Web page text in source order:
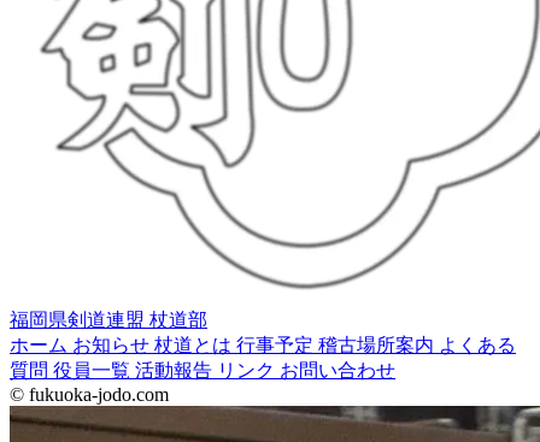
福岡県剣道連盟 杖道部
ホーム お知らせ 杖道とは 行事予定 稽古場所案内 よくある
質問 役員一覧 活動報告 リンク お問い合わせ
© fukuoka-jodo.com